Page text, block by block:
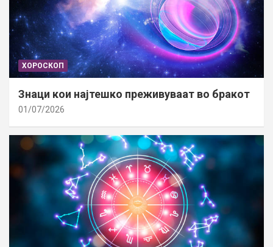
ХОРОСКОП
Знаци кои најтешко преживуваат во бракот
01/07/2026